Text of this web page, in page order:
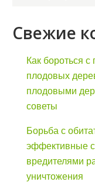
Свежие
Как бороться с
плодовых
плодовыми
советы
Борьба с
эффективные
вредителями
уничтожения